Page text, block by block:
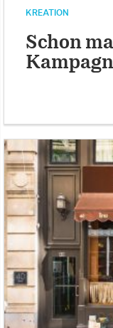
KREATION
Schon